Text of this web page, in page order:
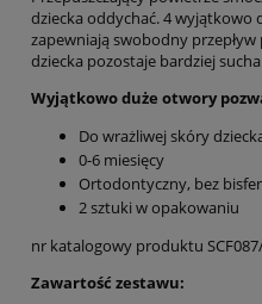
dziecka oddychać. 4 wyjątkowo
zapewniają swobodny
dziecka pozostaje bardziej
Wyjątkowo duże otwory
Do wrażliwej skóry
0-6 miesięcy
Ortodontyczny, bez
2 sztuki w opakowaniu
nr katalogowy produktu
Zawartość zestawu: